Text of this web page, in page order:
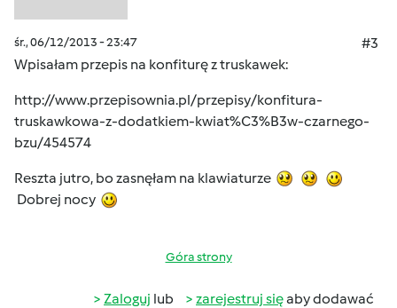
śr., 06/12/2013 - 23:47
#3
Wpisałam przepis na konfiturę z truskawek:
http://www.przepisownia.pl/przepisy/konfitura-
truskawkowa-z-dodatkiem-kwiat%C3%B3w-czarnego-
bzu/454574
Reszta jutro, bo zasnęłam na klawiaturze
Dobrej nocy
Góra strony
Zaloguj lub zarejestruj sięaby dodawać